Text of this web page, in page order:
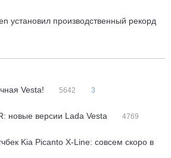
установил производственный рекорд
Vesta!
5642 3
новые версии Lada Vesta 4769
Kia Picanto X-Line: совсем скоро в